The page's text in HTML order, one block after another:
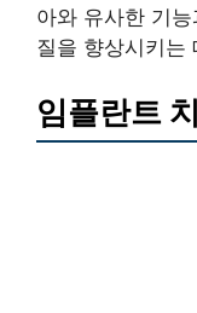
아와 유사한 기
질을 향상시키는
임플란트